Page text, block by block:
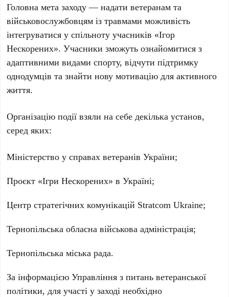
Головна мета заходу — надати ветеранам та
військовослужбовцям із травмами можливість
інтегруватися у спільноту учасників «Ігор
Нескорених». Учасники зможуть ознайомитися з
адаптивними видами спорту, відчути підтримку
однодумців та знайти нову мотивацію для активного
життя.
Організацію події взяли на себе декілька установ,
серед яких:
Міністерство у справах ветеранів України;
Проєкт «Ігри Нескорених» в Україні;
Центр стратегічних комунікацій Stratcom Ukraine;
Тернопільська обласна військова адміністрація;
Тернопільська міська рада.
За інформацією Управління з питань ветеранської
політики, для участі у заході необхідно